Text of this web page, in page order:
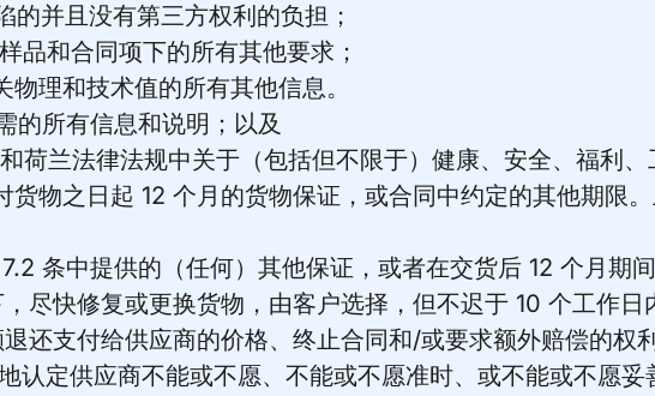
并且没有第三方权利的负担；
品和合同项下的所有其他要求；
理和技术值的所有其他信息。
的所有信息和说明；以及
荷兰法律法规中关于（包括但不限于）健康、安全、福利、
货物之日起 12 个月的货物保证，或合同中约定的其他期限
条中提供的（任何）其他保证，或者在交货后 12 个月期
尽快修复或更换货物，由客户选择，但不迟于 10 个工作
还支付给供应商的价格、终止合同和/或要求额外赔偿的权利
认定供应商不能或不愿、不能或不愿准时、或不能或不愿